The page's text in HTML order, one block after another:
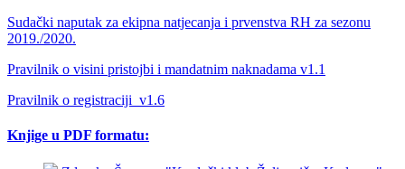
Sudački naputak za ekipna natjecanja i prvenstva RH za sezonu
2019./2020.
Pravilnik o visini pristojbi i mandatnim naknadama v1.1
Pravilnik o registraciji_v1.6
Knjige u PDF formatu: